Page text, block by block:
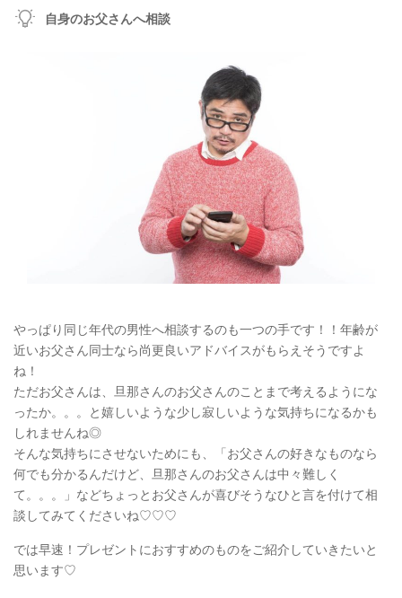
自身のお父さんへ相談
やっぱり同じ年代の男性へ相談するのも一つの手です！！年齢が
近いお父さん同士なら尚更良いアドバイスがもらえそうですよ
ね！
ただお父さんは、旦那さんのお父さんのことまで考えるようにな
ったか。。。と嬉しいような少し寂しいような気持ちになるかも
しれませんね◎
そんな気持ちにさせないためにも、「お父さんの好きなものなら
何でも分かるんだけど、旦那さんのお父さんは中々難しく
て。。。」などちょっとお父さんが喜びそうなひと言を付けて相
談してみてくださいね♡♡♡
では早速！プレゼントにおすすめのものをご紹介していきたいと
思います♡